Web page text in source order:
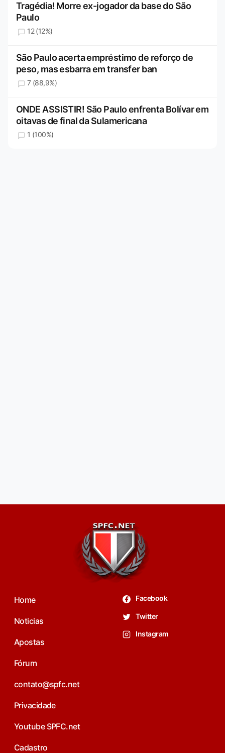
Tragédia! Morre ex-jogador da base do São
Paulo
12 (12%)
São Paulo acerta empréstimo de reforço de
peso, mas esbarra em transfer ban
7 (88,9%)
ONDE ASSISTIR! São Paulo enfrenta Bolívar em
oitavas de final da Sulamericana
1 (100%)
Home
Noticias
Apostas
Fórum
contato@spfc.net
Privacidade
Youtube SPFC.net
Cadastro
Facebook
Twitter
Instagram